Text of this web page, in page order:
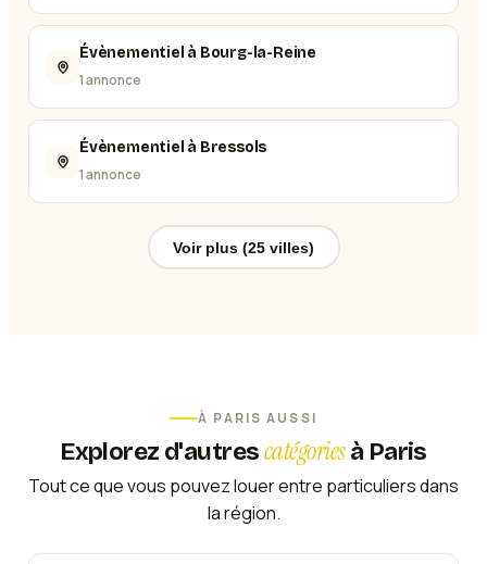
Évènementiel à Bourg-la-Reine
1 annonce
Évènementiel à Bressols
1 annonce
Voir plus (25 villes)
À PARIS AUSSI
Explorez d'autrescatégoriesà Paris
Tout ce que vous pouvez louer entre particuliers dans
la région.